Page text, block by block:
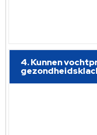
4. Kunnen